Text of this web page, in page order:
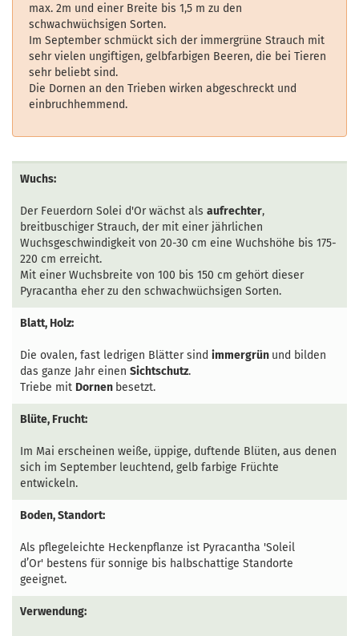
max. 2m und einer Breite bis 1,5 m zu den
schwachwüchsigen Sorten.
Im September schmückt sich der immergrüne Strauch mit
sehr vielen ungiftigen, gelbfarbigen Beeren, die bei Tieren
sehr beliebt sind.
Die Dornen an den Trieben wirken abgeschreckt und
einbruchhemmend.
Wuchs:
Der Feuerdorn Solei d'Or wächst als aufrechter,
breitbuschiger Strauch, der mit einer jährlichen
Wuchsgeschwindigkeit von 20-30 cm eine Wuchshöhe bis 175-
220 cm erreicht.
Mit einer Wuchsbreite von 100 bis 150 cm gehört dieser
Pyracantha eher zu den schwachwüchsigen Sorten.
Blatt, Holz:
Die ovalen, fast ledrigen Blätter sind immergrün und bilden
das ganze Jahr einen Sichtschutz.
Triebe mit Dornen besetzt.
Blüte, Frucht:
Im Mai erscheinen weiße, üppige, duftende Blüten, aus denen
sich im September leuchtend, gelb farbige Früchte
entwickeln.
Boden, Standort:
Als pflegeleichte Heckenpflanze ist Pyracantha 'Soleil
d’Or' bestens für sonnige bis halbschattige Standorte
geeignet.
Verwendung: